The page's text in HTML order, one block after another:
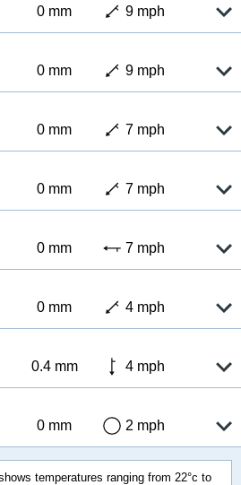
0 mm 9 mph
0 mm 9 mph
0 mm 7 mph
0 mm 7 mph
0 mm 7 mph
0 mm 4 mph
0.4 mm 4 mph
0 mm 2 mph
temperatures ranging from 22°c to